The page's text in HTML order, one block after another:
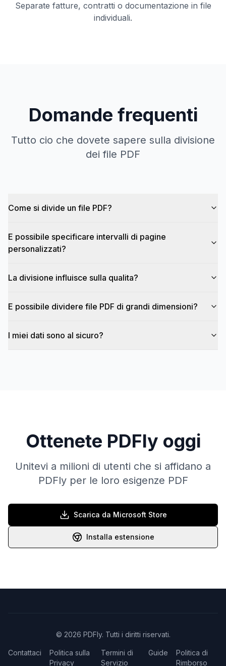
Separate fatture, contratti o documentazione in file
individuali.
Domande frequenti
Tutto cio che dovete sapere sulla divisione
dei file PDF
Come si divide un file PDF?
E possibile specificare intervalli di pagine
personalizzati?
La divisione influisce sulla qualita?
E possibile dividere file PDF di grandi dimensioni?
I miei dati sono al sicuro?
Ottenete PDFly oggi
Unitevi a milioni di utenti che si affidano a
PDFly per le loro esigenze PDF
Scarica da Microsoft Store
Installa estensione
© 2026 PDFly. Tutti i diritti riservati.
Contattaci
Politica sulla
Privacy
Termini di
Servizio
Guide
Politica di
Rimborso